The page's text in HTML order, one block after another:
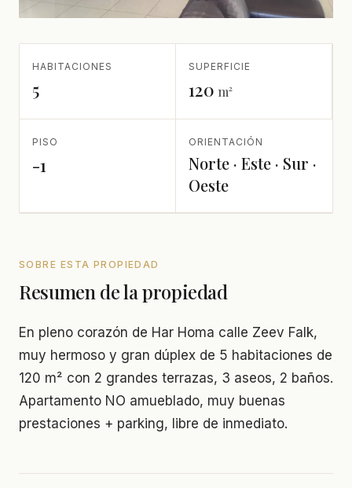
HABITACIONES
5
SUPERFICIE
120 m²
PISO
-1
ORIENTACIÓN
Norte · Este · Sur ·
Oeste
SOBRE ESTA PROPIEDAD
Resumen de la propiedad
En pleno corazón de Har Homa calle Zeev Falk,
muy hermoso y gran dúplex de 5 habitaciones de
120 m² con 2 grandes terrazas, 3 aseos, 2 baños.
Apartamento NO amueblado, muy buenas
prestaciones + parking, libre de inmediato.